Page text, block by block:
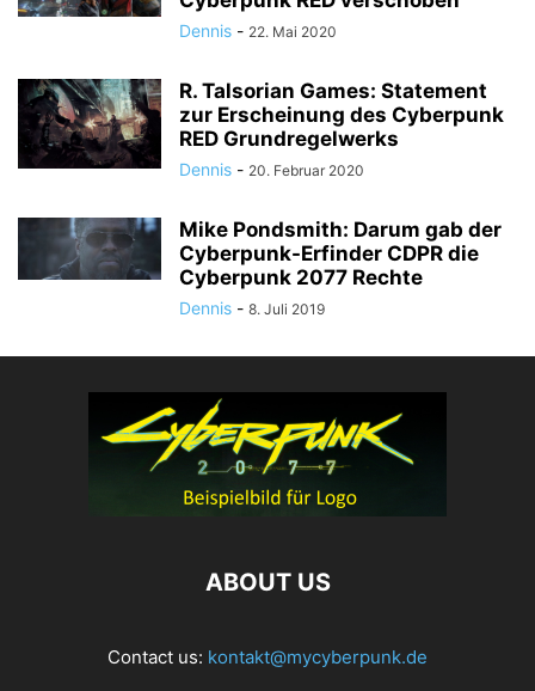
Dennis - 22. Mai 2020
R. Talsorian Games: Statement
zur Erscheinung des Cyberpunk
RED Grundregelwerks
Dennis - 20. Februar 2020
Mike Pondsmith: Darum gab der
Cyberpunk-Erfinder CDPR die
Cyberpunk 2077 Rechte
Dennis - 8. Juli 2019
ABOUT US
Contact us: kontakt@mycyberpunk.de